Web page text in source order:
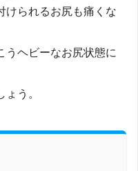
けられるお尻も痛くな
うヘビーなお尻状態に
う。